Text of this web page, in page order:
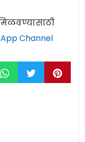
Channel